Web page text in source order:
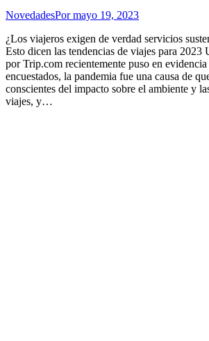
NovedadesPormayo 19, 2023
¿Los viajeros exigen de verdad servicios
Esto dicen las tendencias de viajes para 2023
por Trip.com recientemente puso en
encuestados, la pandemia fue una causa de
conscientes del impacto sobre el ambiente y
viajes, y…